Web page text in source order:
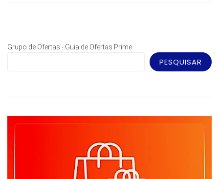
Grupo de Ofertas - Guia de Ofertas Prime
PESQUISAR